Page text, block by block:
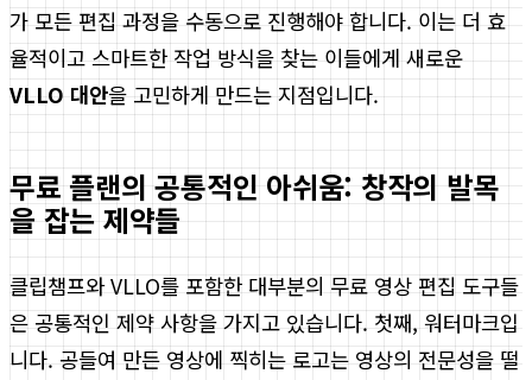
가 모든 편집 과정을 수동으로 진행해야 합니다. 이는 더 효
율적이고 스마트한 작업 방식을 찾는 이들에게 새로운
VLLO 대안을 고민하게 만드는 지점입니다.
무료 플랜의 공통적인 아쉬움: 창작의 발목
을 잡는 제약들
클립챔프와 VLLO를 포함한 대부분의 무료 영상 편집 도구들
은 공통적인 제약 사항을 가지고 있습니다. 첫째, 워터마크입
니다. 공들여 만든 영상에 찍히는 로고는 영상의 전문성을 떨